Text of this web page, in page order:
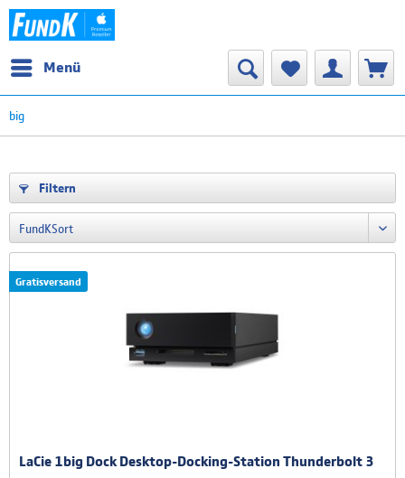
Menü
big
Filtern
Gratisversand
LaCie 1big Dock Desktop-Docking-Station Thunderbolt 3